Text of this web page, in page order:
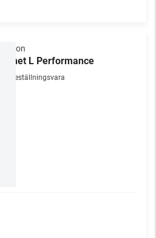
Elipson
Planet L Performance
Beställningsvara